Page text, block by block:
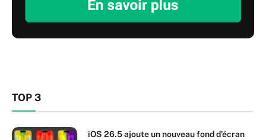
TOP 3
iOS 26.5 ajoute un nouveau fond d’écran